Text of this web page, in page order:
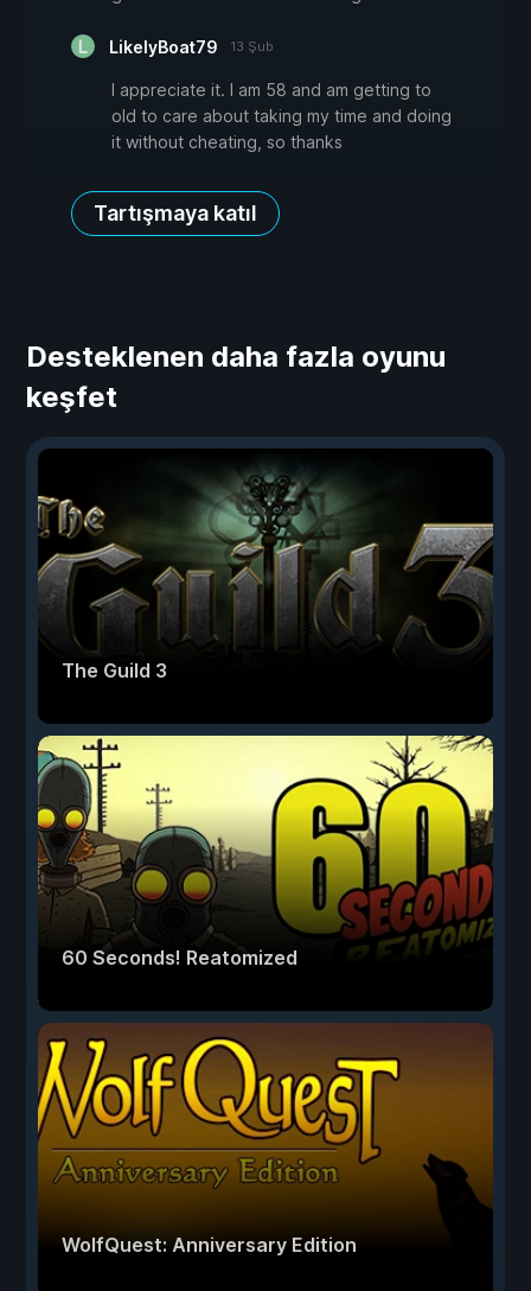
LikelyBoat79 13 Şub
I appreciate it. I am 58 and am getting to
old to care about taking my time and doing
it without cheating, so thanks
Tartışmaya katıl
Desteklenen daha fazla oyunu
keşfet
The Guild 3
60 Seconds! Reatomized
WolfQuest: Anniversary Edition